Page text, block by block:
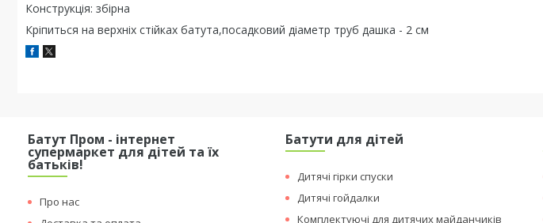
Конструкція: збірна
Кріпиться на верхніх стійках батута,посадковий діаметр труб дашка - 2 см
Батут Пром - інтернет
супермаркет для дітей та їх
батьків!
Про нас
Батути для дітей
Дитячі гірки спуски
Дитячі гойдалки
Комплектуючі для дитячих майданчиків